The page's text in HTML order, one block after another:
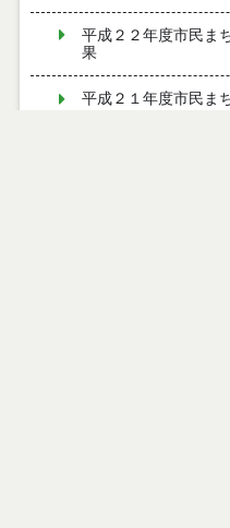
平成２２年度市民ま
果
平成２１年度市民ま